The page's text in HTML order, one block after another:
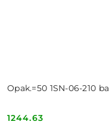
Opak.=50 1SN-06-210
Cena:
1244.63